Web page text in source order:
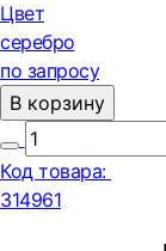
Цвет
серебро
по запросу
В корзину
Код товара:
314961